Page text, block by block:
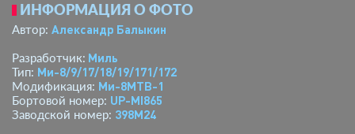
ИНФОРМАЦИЯ О ФОТО
Автор: Александр Балыкин
Разработчик: Миль
Тип: Ми-8/9/17/18/19/171/172
Модификация: Ми-8МТВ-1
Бортовой номер: UP-MI865
Заводской номер: 398M24